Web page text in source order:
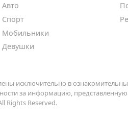
Авто
Спорт
Мобильники
Девушки
исключительно в
за информацию,
Rights Reserved.